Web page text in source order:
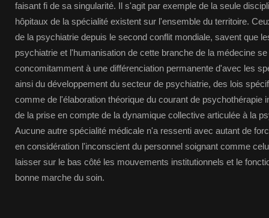
faisant fi de sa singularité. Il s'agit par exemple de la seule
hôpitaux de la spécialité existent sur l'ensemble du territoire.
de la psychiatrie depuis le second conflit mondiale, savent que
psychiatrie et l'humanisation de cette branche de la médecine
concomitamment à une différenciation permanente d'avec les
ainsi du développement du secteur de psychiatrie, des lois
comme de l'élaboration théorique du courant de psychothérapie
de la prise en compte de la dynamique collective articulée à la
Aucune autre spécialité médicale n'a ressenti avec autant de
en considération l'inconscient du personnel soignant comme
laisser sur le bas côté les mouvements institutionnels et le
bonne marche du soin.